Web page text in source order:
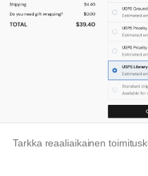
Tarkka reaaliaikainen